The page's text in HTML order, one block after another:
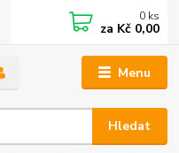
Menu
Hledat
0 ks
za Kč 0,00